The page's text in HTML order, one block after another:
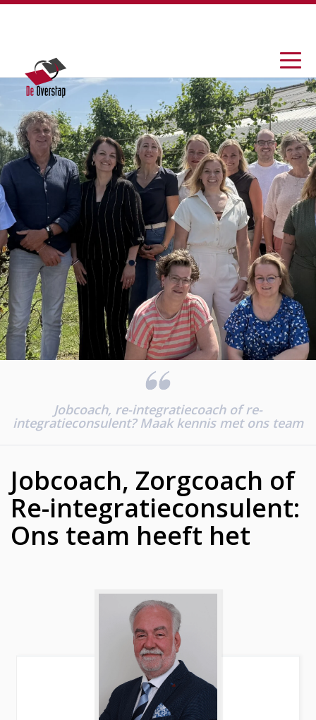
Jobcoach, re-integratiecoach of re-
integratieconsulent? Maak kennis met ons team
Jobcoach, Zorgcoach of
Re-integratieconsulent:
Ons team heeft het